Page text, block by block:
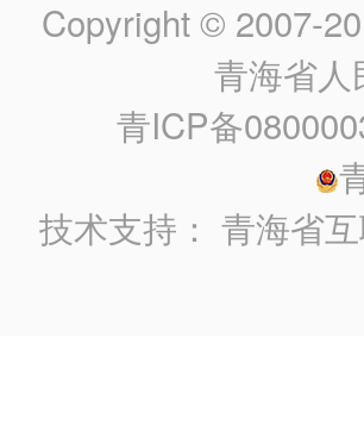
Copyright © 2007-
青海省人
青ICP备
技术支持：青海省